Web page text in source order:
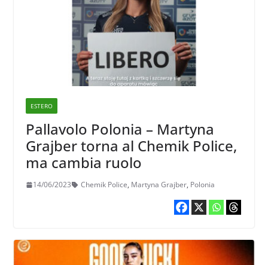
ESTERO
Pallavolo Polonia – Martyna
Grajber torna al Chemik Police,
ma cambia ruolo
14/06/2023 Chemik Police, Martyna Grajber, Polonia